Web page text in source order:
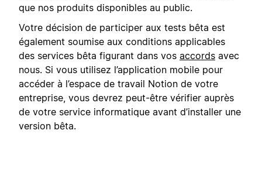
que nos produits disponibles au public.
Votre décision de participer aux tests bêta est
également soumise aux conditions applicables
des services bêta figurant dans vos accords avec
nous. Si vous utilisez l’application mobile pour
accéder à l’espace de travail Notion de votre
entreprise, vous devrez peut-être vérifier auprès
de votre service informatique avant d’installer une
version bêta.